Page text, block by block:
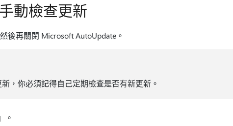
動檢查更新
後再關閉 Microsoft AutoUpdate。
，你必須記得自己定期檢查是否有新更新。
。